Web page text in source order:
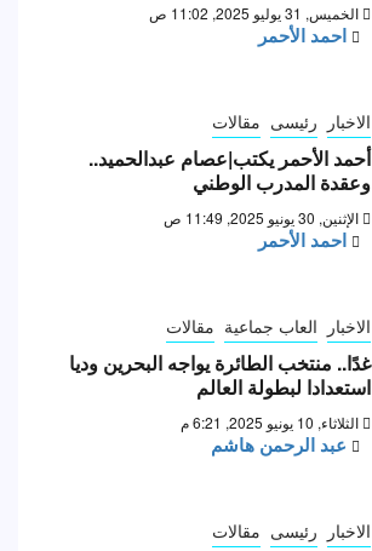
الخميس, 31 يوليو 2025, 11:02 ص
احمد الأحمر
الاخبار رئيسى مقالات
أحمد الأحمر يكتب|عصام عبدالحميد..
وعقدة المدرب الوطني
الإثنين, 30 يونيو 2025, 11:49 ص
احمد الأحمر
الاخبار العاب جماعية مقالات
غدًا.. منتخب الطائرة يواجه البحرين وديا
استعدادا لبطولة العالم
الثلاثاء, 10 يونيو 2025, 6:21 م
عبد الرحمن هاشم
الاخبار رئيسى مقالات